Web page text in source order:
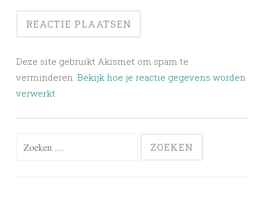
Deze site gebruikt Akismet om spam te
verminderen. Bekijk hoe je reactie gegevens worden
verwerkt.
Zoeken